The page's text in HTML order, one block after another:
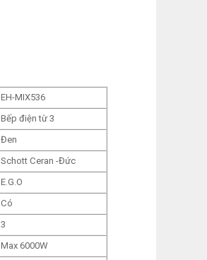
EH-MIX536
Bếp điện từ 3
Đen
Schott Ceran -Đức
E.G.O
Có
3
Max 6000W